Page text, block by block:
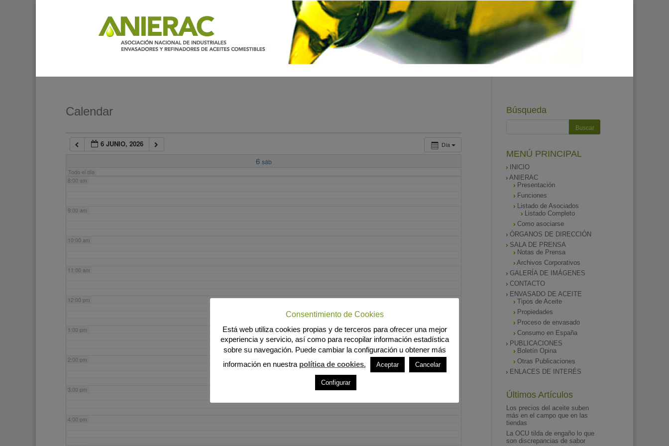
Calendar
Día
6 JUNIO, 2026
6 sáb
Todo el día
7:00 am
8:00 am
9:00 am
10:00 am
11:00 am
12:00 pm
1:00 pm
2:00 pm
3:00 pm
4:00 pm
Búsqueda
MENÚ PRINCIPAL
INICIO
ANIERAC
Presentación
Funciones
Listado de Asociados
Listado Completo
Como asociarse
ÓRGANOS DE DIRECCIÓN
SALA DE PRENSA
Notas de Prensa
Archivos Corporativos
GALERÍA DE IMÁGENES
CONTACTO
ENVASADO DE ACEITE
Tipos de Aceite
Propiedades
Proceso de envasado
Consumo en España
PUBLICACIONES
Boletín Opina
Otras Publicaciones
ENLACES DE INTERÉS
Últimos Artículos
Los precios del aceite suben
más en el campo que en las
tiendas
La OCU tilda de engaño lo que
son discrepancias de sabor
Consentimiento de Cookies
Está web utiliza cookies propias y de terceros para ofrecer una mejor
experiencia y servicio, así como para recopilar información estadística
sobre su navegación. Puede cambiar la configuración u obtener más
información en nuestra política de cookies. Aceptar Cancelar
Configurar